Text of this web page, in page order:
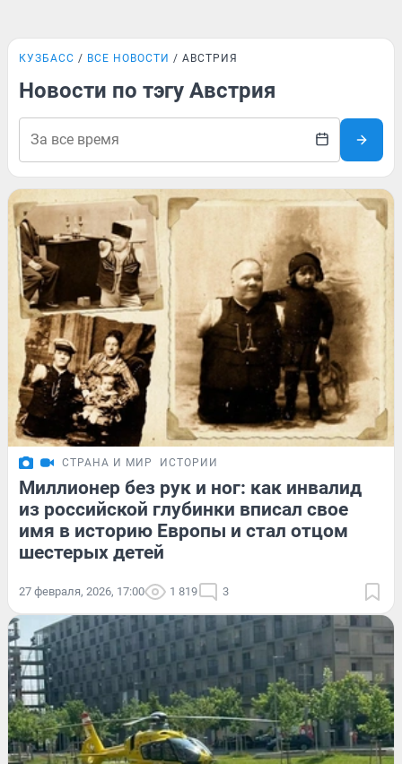
КУЗБАСС ВСЕ НОВОСТИ АВСТРИЯ
Новости по тэгу Австрия
СТРАНА И МИР ИСТОРИИ
Миллионер без рук и ног: как инвалид
из российской глубинки вписал свое
имя в историю Европы и стал отцом
шестерых детей
27 февраля, 2026, 17:00 1 819 3